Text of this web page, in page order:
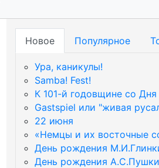
Новое Популярное
Ура, каникулы!
Samba! Fest!
К 101-й годовщине со
Gastspiel или "живая
22 июня
«Немцы и их восточные
День рождения
День рождения